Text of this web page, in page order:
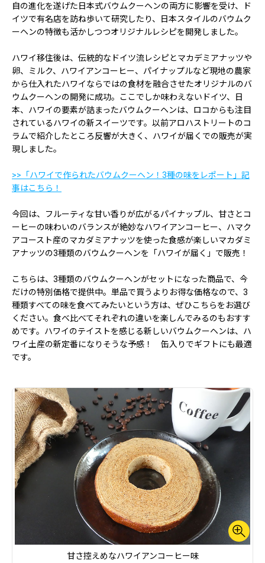
自の進化を遂げた日本式バウムクーヘンの両方に影響を受け、ド
イツで有名店を訪ね歩いて研究したり、日本スタイルのバウムク
ーヘンの特徴も活かしつつオリジナルレシピを開発しました。
ハワイ移住後は、伝統的なドイツ流レシピとマカデミアナッツや
卵、ミルク、ハワイアンコーヒー、パイナップルなど現地の農家
から仕入れたハワイならではの食材を融合させたオリジナルのバ
ウムクーヘンの開発に成功。ここでしか味わえないドイツ、日
本、ハワイの要素が詰まったバウムクーヘンは、ロコからも注目
されているハワイの新スイーツです。以前アロハストリートのコ
ラムで紹介したところ反響が大きく、ハワイが届くでの販売が実
現しました。
>>「ハワイで作られたバウムクーヘン！3種の味をレポート」記
事はこちら！
今回は、フルーティな甘い香りが広がるパイナップル、甘さとコ
ーヒーの味わいのバランスが絶妙なハワイアンコーヒー、ハマク
アコースト産のマカダミアナッツを使った食感が楽しいマカダミ
アナッツの3種類のバウムクーヘンを「ハワイが届く」で販売！
こちらは、3種類のバウムクーヘンがセットになった商品で、今
だけの特別価格で提供中。単品で買うよりお得な価格なので、3
種類すべての味を食べてみたいという方は、ぜひこちらをお選び
ください。食べ比べてそれぞれの違いを楽しんでみるのもおすす
めです。ハワイのテイストを感じる新しいバウムクーヘンは、ハ
ワイ土産の新定番になりそうな予感！ 缶入りでギフトにも最適
です。
甘さ控えめなハワイアンコーヒー味